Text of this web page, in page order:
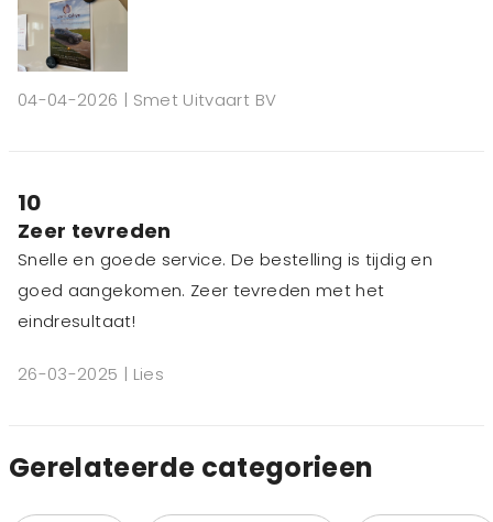
04-04-2026 | Smet Uitvaart BV
10
Zeer tevreden
Snelle en goede service. De bestelling is tijdig en
goed aangekomen. Zeer tevreden met het
eindresultaat!
26-03-2025 | Lies
Gerelateerde categorieen